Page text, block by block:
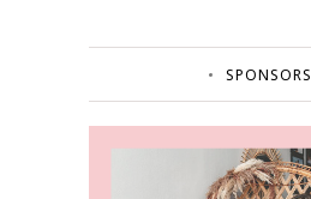
SPONSORS